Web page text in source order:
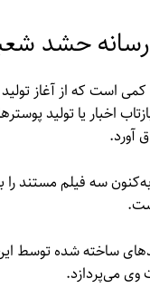
رسانه حشد
است که از آغاز
بازتاب اخبار یا تولید
آورد.
به‌کنون سه فیلم مستند
ساخته شده توسط
می‌پردازد.